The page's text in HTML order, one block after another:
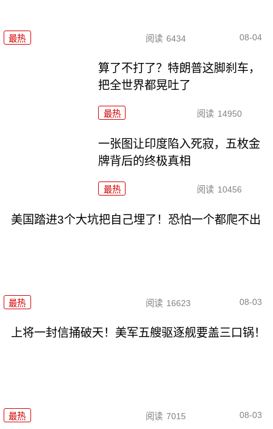
最热 阅读 6434 08-04
算了不打了？特朗普这脚刹车，
把全世界都晃吐了
最热 阅读 14950
一张图让印度陷入死寂，五枚金
牌背后的终极真相
最热 阅读 10456
美国踏进3个大坑把自己埋了！恐怕一个都爬不出
最热 阅读 16623 08-03
上将一封信捅破天！美军五艘驱逐舰要盖三口锅！
最热 阅读 7015 08-03